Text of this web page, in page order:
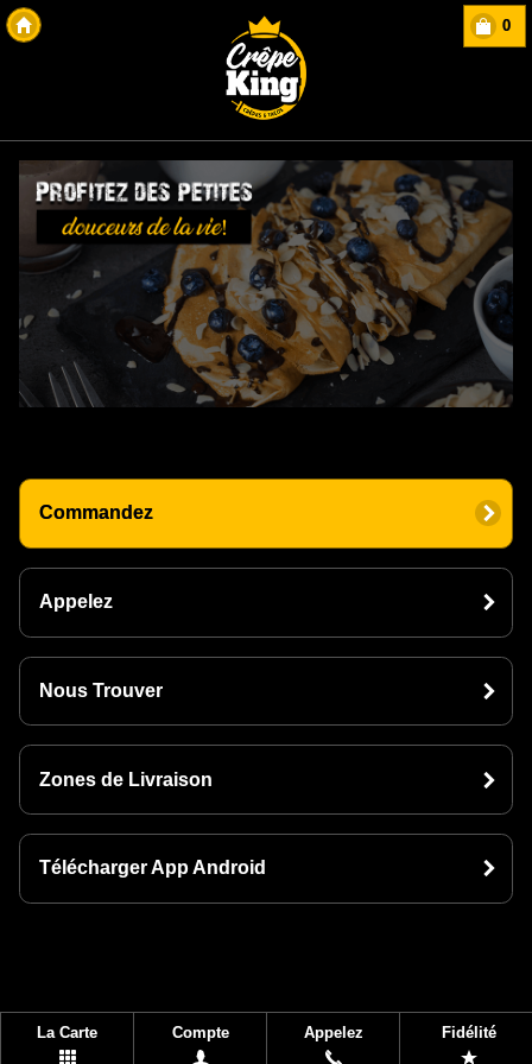
0
Commandez
Appelez
Nous Trouver
Zones de Livraison
Télécharger App Android
La Carte Compte Appelez Fidélité
Copyright Des-click